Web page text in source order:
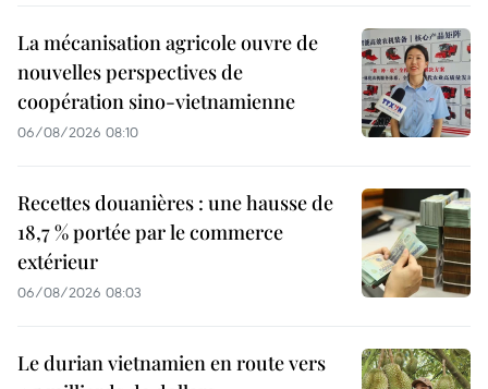
La mécanisation agricole ouvre de
nouvelles perspectives de
coopération sino-vietnamienne
06/08/2026 08:10
Recettes douanières : une hausse de
18,7 % portée par le commerce
extérieur
06/08/2026 08:03
Le durian vietnamien en route vers